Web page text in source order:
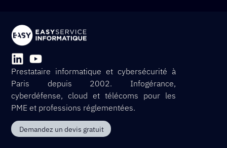
Prestataire informatique et cybersécurité à
Paris depuis 2002. Infogérance,
cyberdéfense, cloud et télécoms pour les
PME et professions réglementées.
Demandez un devis gratuit